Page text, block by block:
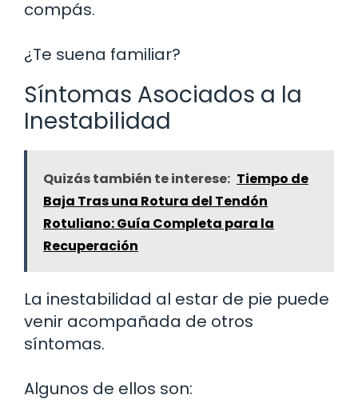
compás.
¿Te suena familiar?
Síntomas Asociados a la
Inestabilidad
Quizás también te interese: Tiempo de
Baja Tras una Rotura del Tendón
Rotuliano: Guía Completa para la
Recuperación
La inestabilidad al estar de pie puede
venir acompañada de otros
síntomas.
Algunos de ellos son: